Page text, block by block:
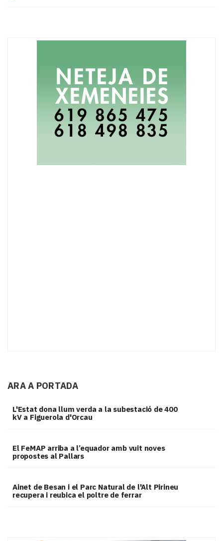
ARA A PORTADA
L'Estat dona llum verda a la subestació de 400
kV a Figuerola d'Orcau
El FeMAP arriba a l’equador amb vuit noves
propostes al Pallars
Ainet de Besan i el Parc Natural de l'Alt Pirineu
recupera i reubica el poltre de ferrar